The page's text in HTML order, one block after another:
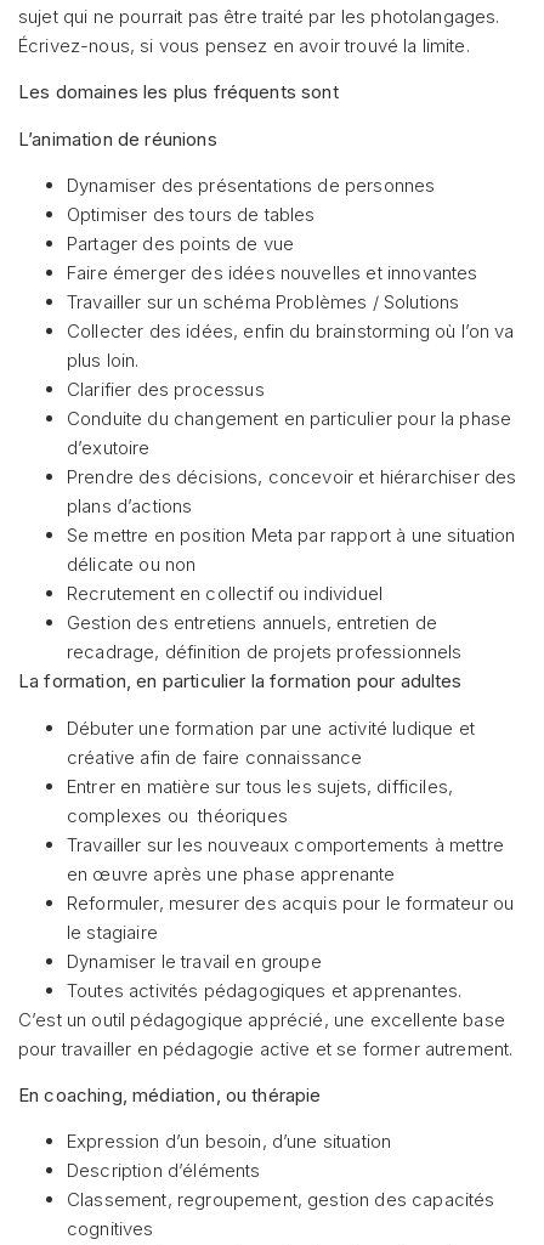
sujet qui ne pourrait pas être traité par les photolangages.
Écrivez-nous, si vous pensez en avoir trouvé la limite.
Les domaines les plus fréquents sont
L’animation de réunions
Dynamiser des présentations de personnes
Optimiser des tours de tables
Partager des points de vue
Faire émerger des idées nouvelles et innovantes
Travailler sur un schéma Problèmes / Solutions
Collecter des idées, enfin du brainstorming où l’on va
plus loin.
Clarifier des processus
Conduite du changement en particulier pour la phase
d’exutoire
Prendre des décisions, concevoir et hiérarchiser des
plans d’actions
Se mettre en position Meta par rapport à une situation
délicate ou non
Recrutement en collectif ou individuel
Gestion des entretiens annuels, entretien de
recadrage, définition de projets professionnels
La formation, en particulier la formation pour adultes
Débuter une formation par une activité ludique et
créative afin de faire connaissance
Entrer en matière sur tous les sujets, difficiles,
complexes ou théoriques
Travailler sur les nouveaux comportements à mettre
en œuvre après une phase apprenante
Reformuler, mesurer des acquis pour le formateur ou
le stagiaire
Dynamiser le travail en groupe
Toutes activités pédagogiques et apprenantes.
C’est un outil pédagogique apprécié, une excellente base
pour travailler en pédagogie active et se former autrement.
En coaching, médiation, ou thérapie
Expression d’un besoin, d’une situation
Description d’éléments
Classement, regroupement, gestion des capacités
cognitives